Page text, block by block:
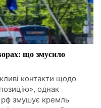
що змусило
контакти щодо
однак
рф змушує кремль